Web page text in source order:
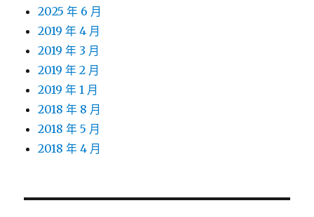
2025 年 6 月
2019 年 4 月
2019 年 3 月
2019 年 2 月
2019 年 1 月
2018 年 8 月
2018 年 5 月
2018 年 4 月